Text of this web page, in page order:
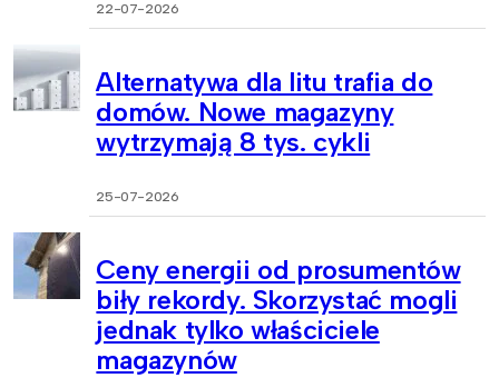
22-07-2026
Alternatywa dla litu trafia do
domów. Nowe magazyny
wytrzymają 8 tys. cykli
25-07-2026
Ceny energii od prosumentów
biły rekordy. Skorzystać mogli
jednak tylko właściciele
magazynów